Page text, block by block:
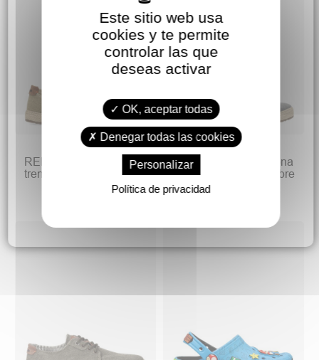
29,90 € 39,90 €
REFRESH Lona cuerda
trenzada confort hombre
29,90 €
REFRESH Zapato lona
cuerda trenzada hombre
Este sitio web usa
cookies y te permite
controlar las que
deseas activar
OK, aceptar todas
Denegar todas las cookies
Personalizar
Política de privacidad